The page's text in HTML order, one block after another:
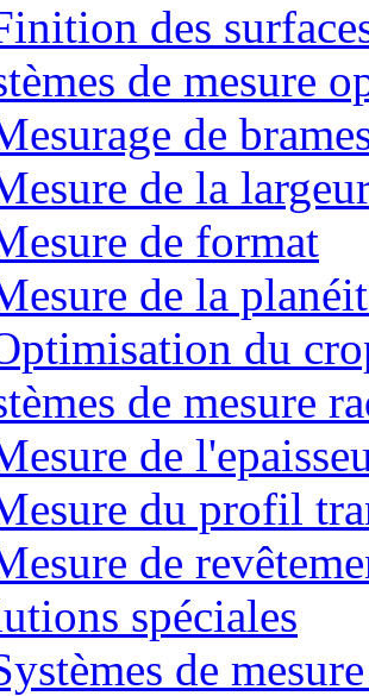
des
de mesure
de
de la
de format
de la
du
de mesure
de
du profil
de
spéciales
de